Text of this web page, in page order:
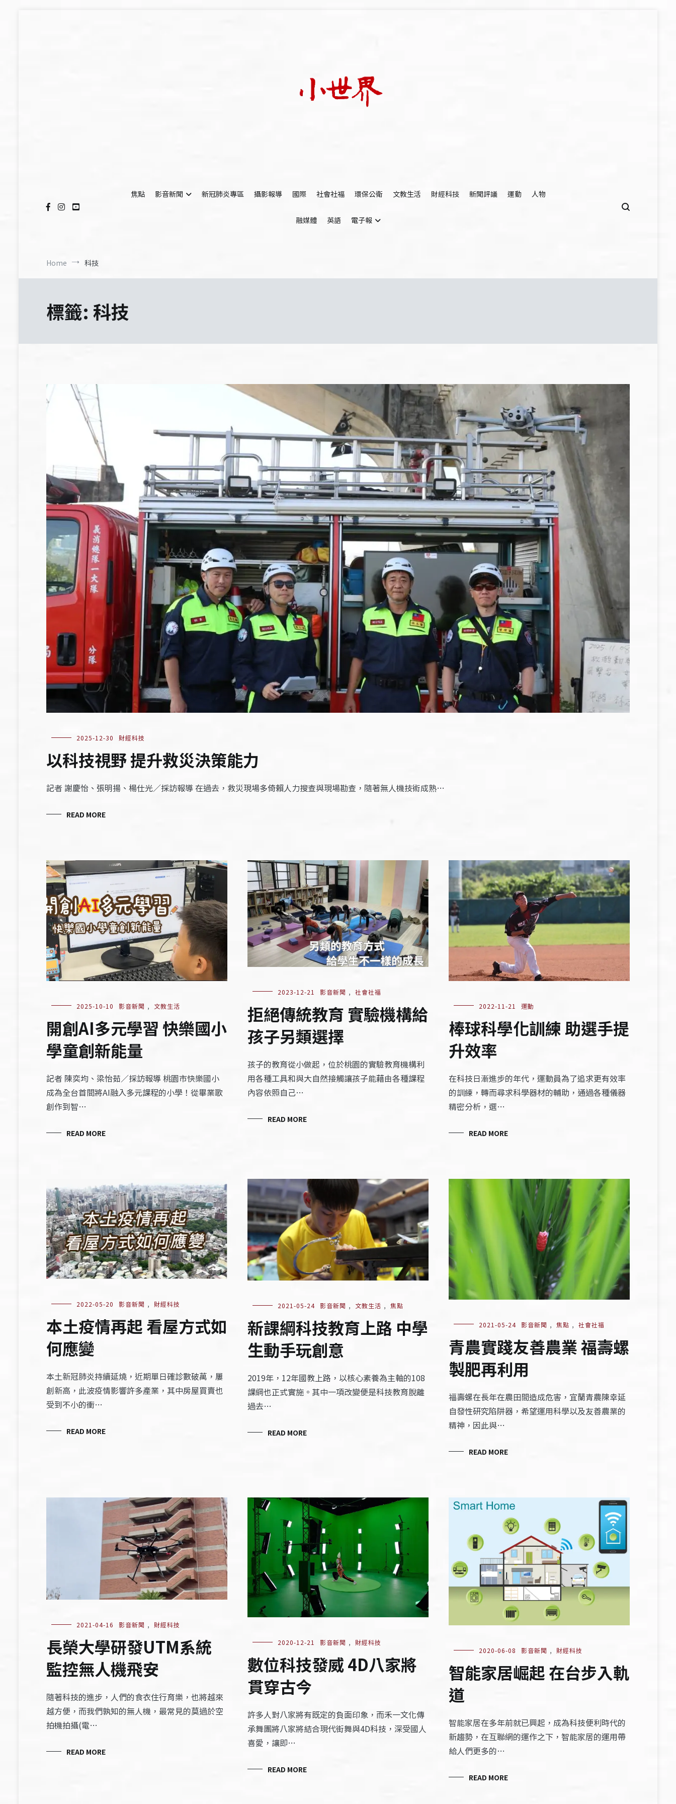
焦點
影音新聞 新冠肺炎專區 攝影報導 國際 社會社福 環保公衛 文教生活 財經科技 新聞評議 運動 人物
融媒體 英語 電子報
Home 科技
標籤: 科技
2025-12-30 財經科技
以科技視野 提升救災決策能力
記者 謝慶怡、張明揚、楊仕光／採訪報導 在過去，救災現場多倚賴人力搜查與現場勘查，隨著無人機技術成熟…
READ MORE
2025-10-10 影音新聞 , 文教生活
開創AI多元學習 快樂國小
學童創新能量
記者 陳奕均、梁怡茹／採訪報導 桃園市快樂國小
成為全台首間將AI融入多元課程的小學！從畢業歌
創作到智…
READ MORE
2023-12-21 影音新聞 , 社會社福
拒絕傳統教育 實驗機構給
孩子另類選擇
孩子的教育從小做起，位於桃園的實驗教育機構利
用各種工具和與大自然接觸讓孩子能藉由各種課程
內容依照自己…
READ MORE
2022-11-21 運動
棒球科學化訓練 助選手提
升效率
在科技日漸進步的年代，運動員為了追求更有效率
的訓練，轉而尋求科學器材的輔助，通過各種儀器
精密分析，選…
READ MORE
2022-05-20 影音新聞 , 財經科技
本土疫情再起 看屋方式如
何應變
本土新冠肺炎持續延燒，近期單日確診數破萬，屢
創新高，此波疫情影響許多產業，其中房屋買賣也
受到不小的衝…
READ MORE
2021-05-24 影音新聞 , 文教生活 , 焦點
新課綱科技教育上路 中學
生動手玩創意
2019年，12年國教上路，以核心素養為主軸的108
課綱也正式實施。其中一項改變便是科技教育脫離
過去…
READ MORE
2021-05-24 影音新聞 , 焦點 , 社會社福
青農實踐友善農業 福壽螺
製肥再利用
福壽螺在長年在農田間造成危害，宜蘭青農陳幸延
自發性研究陷阱器，希望運用科學以及友善農業的
精神，因此與…
READ MORE
2021-04-16 影音新聞 , 財經科技
長榮大學研發UTM系統
監控無人機飛安
隨著科技的進步，人們的食衣住行育樂，也將越來
越方便，而我們孰知的無人機，最常見的莫過於空
拍機拍攝(電…
READ MORE
2020-12-21 影音新聞 , 財經科技
數位科技發威 4D八家將
貫穿古今
許多人對八家將有既定的負面印象，而禾一文化傳
承舞團將八家將結合現代街舞與4D科技，深受國人
喜愛，讓即…
READ MORE
2020-06-08 影音新聞 , 財經科技
智能家居崛起 在台步入軌
道
智能家居在多年前就已興起，成為科技便利時代的
新趨勢，在互聯網的運作之下，智能家居的運用帶
給人們更多的…
READ MORE